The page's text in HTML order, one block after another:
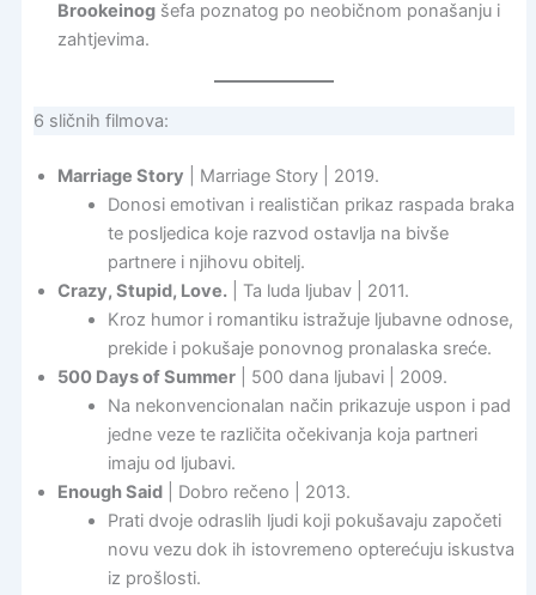
Brookeinogšefa poznatog po neobičnom ponašanju i
zahtjevima.
6 sličnih filmova:
Marriage Story | Marriage Story | 2019.
Donosi emotivan i realističan prikaz raspada braka
te posljedica koje razvod ostavlja na bivše
partnere i njihovu obitelj.
Crazy, Stupid, Love.| Ta luda ljubav | 2011.
Kroz humor i romantiku istražuje ljubavne odnose,
prekide i pokušaje ponovnog pronalaska sreće.
500 Days of Summer| 500 dana ljubavi | 2009.
Na nekonvencionalan način prikazuje uspon i pad
jedne veze te različita očekivanja koja partneri
imaju od ljubavi.
Enough Said| Dobro rečeno | 2013.
Prati dvoje odraslih ljudi koji pokušavaju započeti
novu vezu dok ih istovremeno opterećuju iskustva
iz prošlosti.